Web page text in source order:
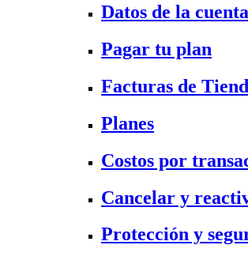
Datos de la cuenta
Pagar tu plan
Facturas de
Planes
Costos por
Cancelar y
Protección y